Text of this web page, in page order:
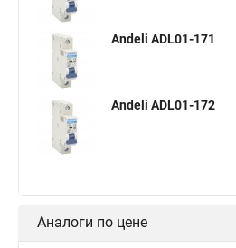
Andeli ADL01-171
Andeli ADL01-172
Аналоги по цене